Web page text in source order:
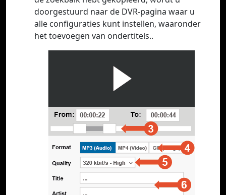
doorgestuurd naar de DVR-pagina waar u
alle configuraties kunt instellen, waaronder
het toevoegen van ondertitels..